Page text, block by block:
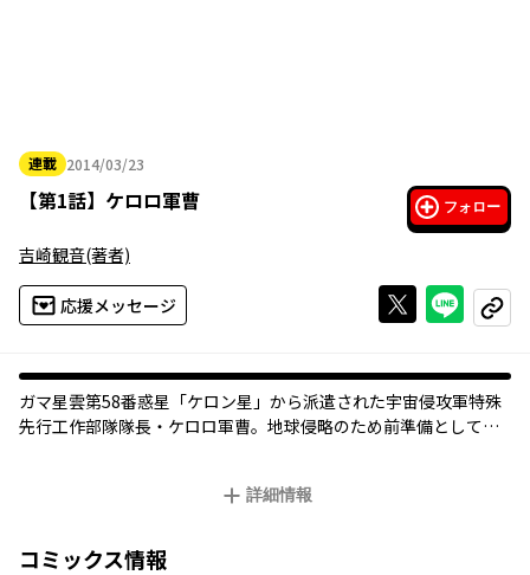
連載 2014/03/23
2014年03月23日
【第1話】 ケロロ軍曹 フォロー
吉崎観音(著者)
応援メッセージ Xで投稿する
ライン
コピー
ガマ星雲第58番惑星「ケロン星」から派遣された宇宙侵攻軍特殊
先行工作部隊隊長・ケロロ軍曹。地球侵略のため前準備として日
詳細情報
コミックス情報